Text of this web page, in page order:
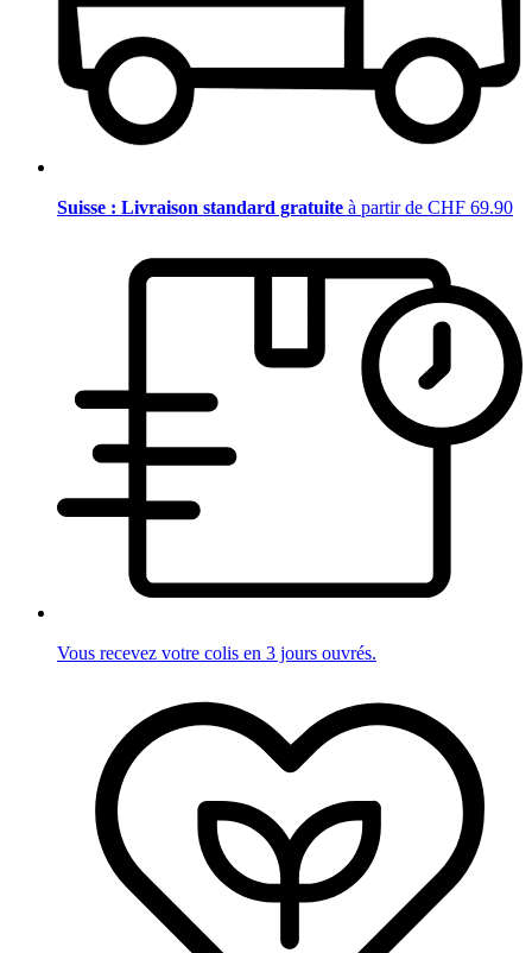
Suisse : Livraison standard gratuite à partir de CHF 69.90
Vous recevez votre colis en 3 jours ouvrés.